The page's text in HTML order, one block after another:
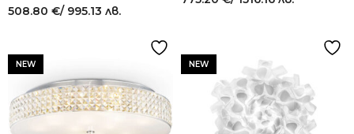
508.80 €/ 995.13 лв.
NEW NEW